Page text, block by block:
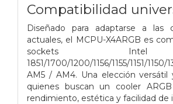
Compatibilidad
Diseñado para adaptarse a las
actuales, el MCPU-X4ARGB es
sockets
1851/1700/1200/1156/1155/1151/
AM5 / AM4. Una elección versátil
quienes buscan un cooler
rendimiento, estética y facilidad de